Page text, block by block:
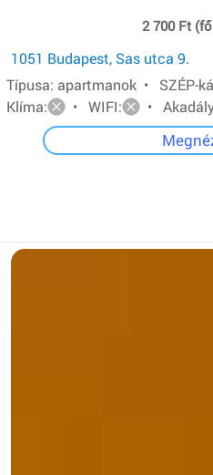
2 700 Ft
1051 Budapest, Sas utca 9.
Típusa: apartmanok • SZÉP-
Klíma:
• WIFI: •